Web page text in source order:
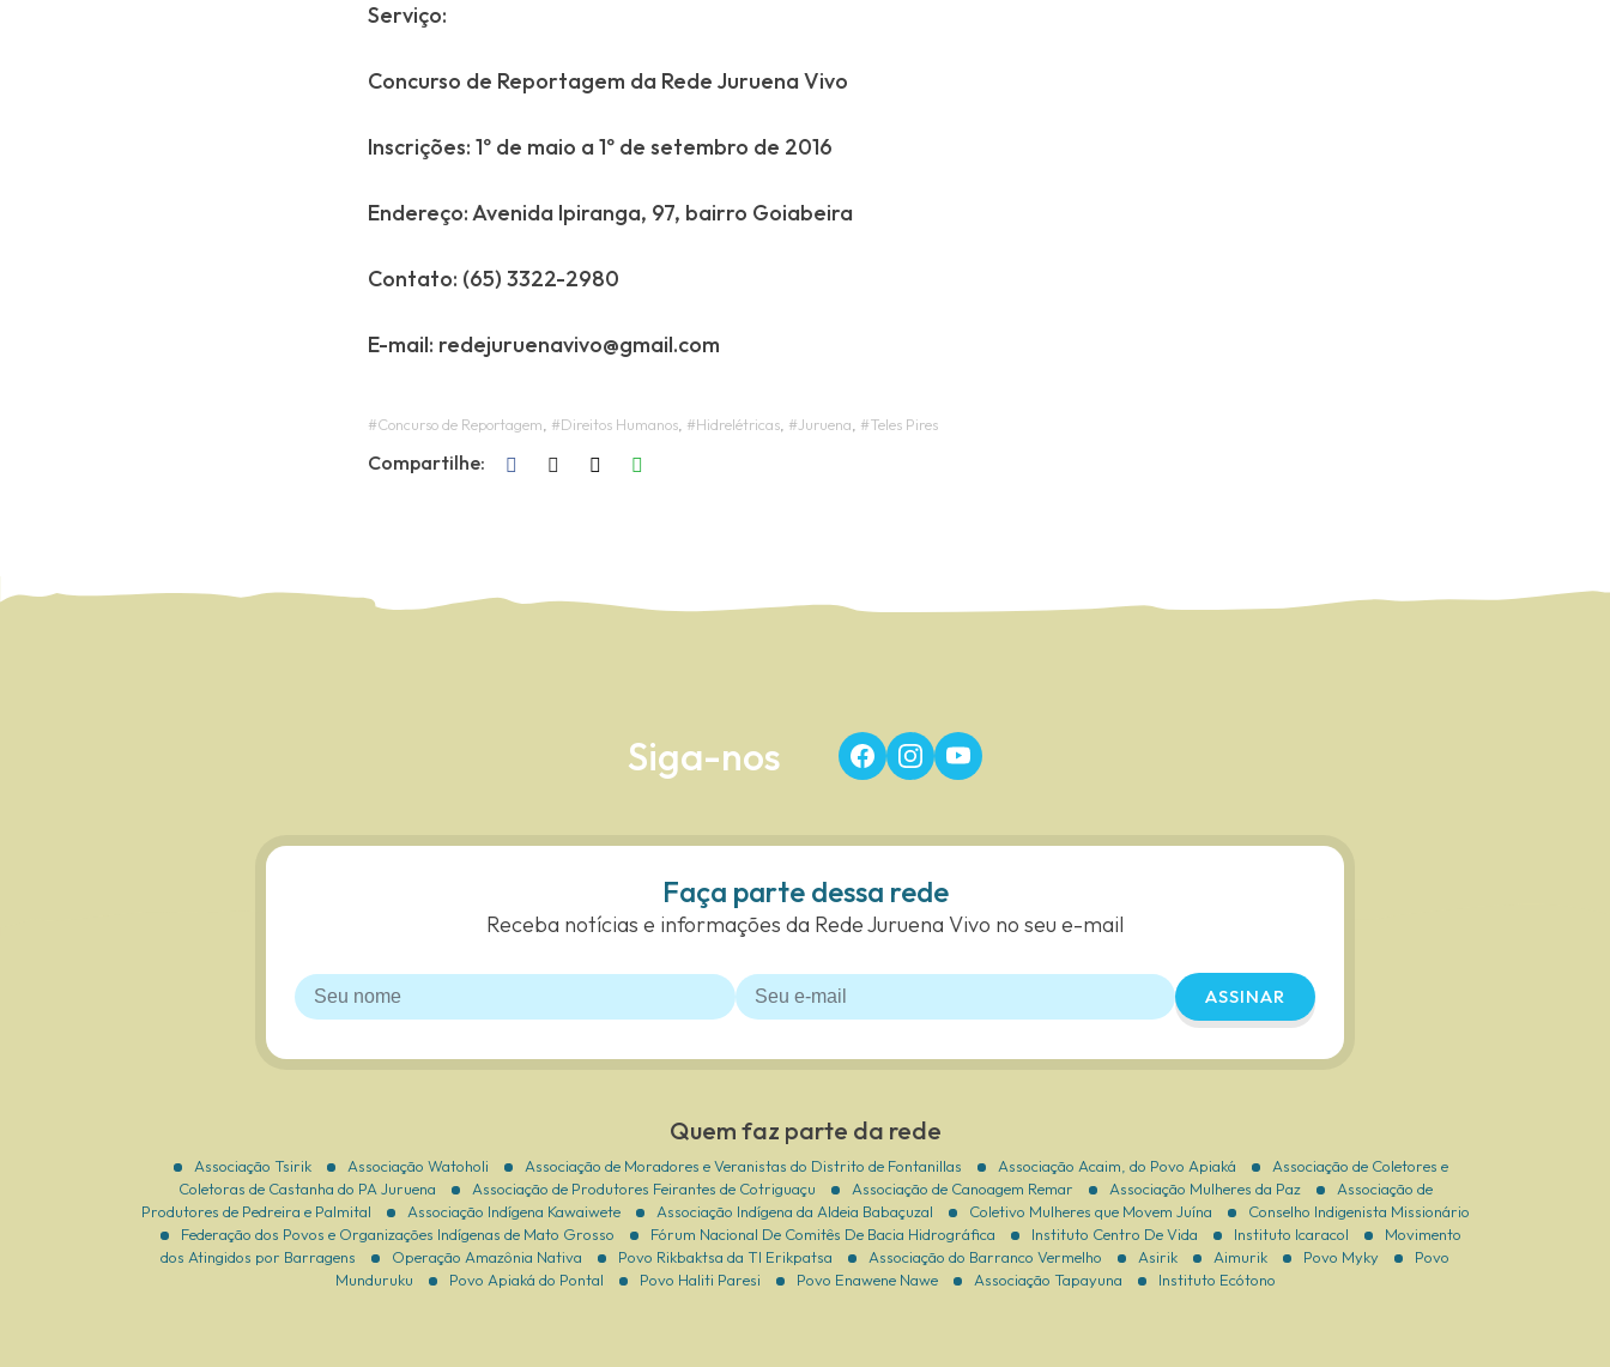
Serviço:
Concurso de Reportagem da Rede Juruena Vivo
Inscrições: 1º de maio a 1º de setembro de 2016
Endereço: Avenida Ipiranga, 97, bairro Goiabeira
Contato: (65) 3322-2980
E-mail: redejuruenavivo@gmail.com
#Concurso de Reportagem, #Direitos Humanos, #Hidrelétricas, #Juruena, #Teles Pires
Siga-nos
Faça parte dessa rede
Receba notícias e informações da Rede Juruena Vivo no seu e-mail
ASSINAR
Quem faz parte da rede
Associação Tsirik Associação Watoholi Associação de Moradores e Veranistas do Distrito de Fontanillas Associação Acaim, do Povo Apiaká
Associação de Coletores e
Coletoras de Castanha do PA Juruena
Associação de Produtores Feirantes de Cotriguaçu Associação de Canoagem Remar Associação Mulheres da Paz
Associação de
Produtores de Pedreira e Palmital
Associação Indígena Kawaiwete Associação Indígena da Aldeia Babaçuzal Coletivo Mulheres que Movem Juína
Conselho Indigenista Missionário
Federação dos Povos e Organizações Indígenas de Mato Grosso
Fórum Nacional De Comitês De Bacia Hidrográfica Instituto Centro De Vida Instituto Icaracol
Movimento
dos Atingidos por Barragens
Operação Amazônia Nativa Povo Rikbaktsa da TI Erikpatsa Associação do Barranco Vermelho Asirik Aimurik Povo Myky
Povo
Munduruku
Povo Apiaká do Pontal Povo Haliti Paresi Povo Enawene Nawe Associação Tapayuna Instituto Ecótono